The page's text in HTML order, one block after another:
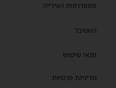
ממסדרונות העירייה
השטיבל
תנאי שימוש
מדיניות פרטיות